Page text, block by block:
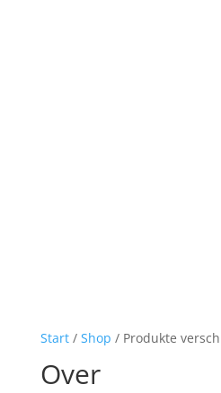
Start/ Shop / Produkte
Over